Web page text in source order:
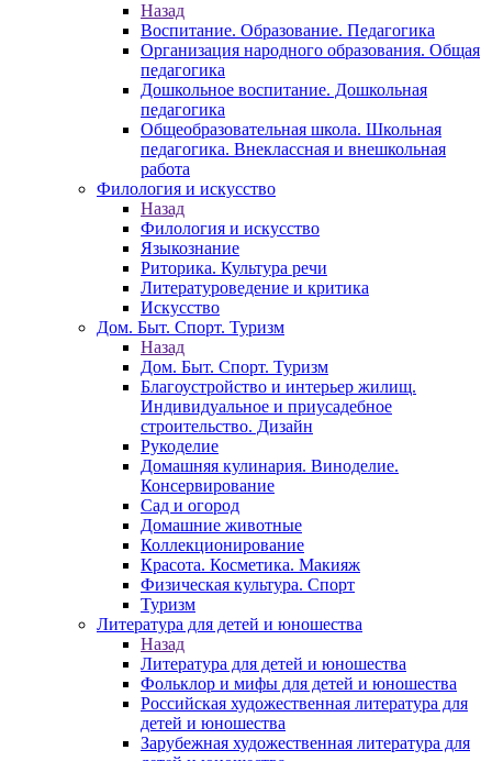
Назад
Воспитание. Образование. Педагогика
Организация народного образования. Общая
педагогика
Дошкольное воспитание. Дошкольная
педагогика
Общеобразовательная школа. Школьная
педагогика. Внеклассная и внешкольная
работа
Филология и искусство
Назад
Филология и искусство
Языкознание
Риторика. Культура речи
Литературоведение и критика
Искусство
Дом. Быт. Спорт. Туризм
Назад
Дом. Быт. Спорт. Туризм
Благоустройство и интерьер жилищ.
Индивидуальное и приусадебное
строительство. Дизайн
Рукоделие
Домашняя кулинария. Виноделие.
Консервирование
Сад и огород
Домашние животные
Коллекционирование
Красота. Косметика. Макияж
Физическая культура. Спорт
Туризм
Литература для детей и юношества
Назад
Литература для детей и юношества
Фольклор и мифы для детей и юношества
Российская художественная литература для
детей и юношества
Зарубежная художественная литература для